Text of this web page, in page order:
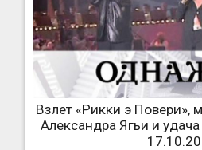
Взлет «Рикки э Повери»,
Александра Ягьи и